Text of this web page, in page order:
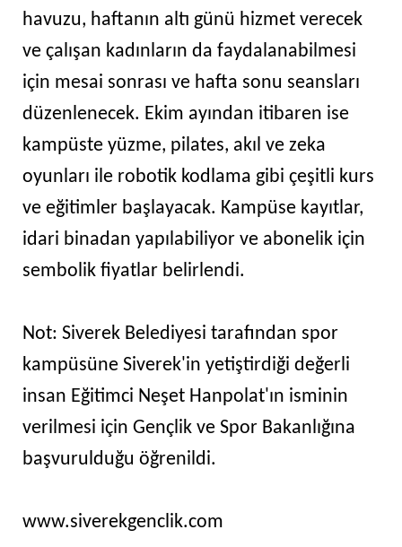
havuzu, haftanın altı günü hizmet verecek
ve çalışan kadınların da faydalanabilmesi
için mesai sonrası ve hafta sonu seansları
düzenlenecek. Ekim ayından itibaren ise
kampüste yüzme, pilates, akıl ve zeka
oyunları ile robotik kodlama gibi çeşitli kurs
ve eğitimler başlayacak. Kampüse kayıtlar,
idari binadan yapılabiliyor ve abonelik için
sembolik fiyatlar belirlendi.
Not: Siverek Belediyesi tarafından spor
kampüsüne Siverek'in yetiştirdiği değerli
insan Eğitimci Neşet Hanpolat'ın isminin
verilmesi için Gençlik ve Spor Bakanlığına
başvurulduğu öğrenildi.
www.siverekgenclik.com